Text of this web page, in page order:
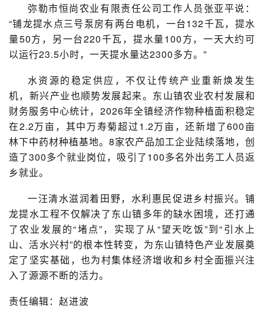
弥勒市恒尚农业有限责任公司工作人员张亚平说：
“铺龙提水点三号泵房有两台电机，一台132千瓦，提水
量50方，另一台220千瓦，提水量100方，一天大约可
以运行23.5小时，一天提水量达2300多方。”
水资源的稳定供应，不仅让传统产业重新焕发生
机，新兴产业也顺势发展起来。东山镇农业农村发展和
财务服务中心统计，2026年全镇经济作物种植面积稳定
在2.2万亩，其中万寿菊超过1.2万亩，还新增了600亩
林下中药材种植基地。8家农产品加工企业陆续落地，创
造了300多个就业岗位，吸引了100多名外出务工人员返
乡就业。
一汪清水滋润着田野，水利惠民促进乡村振兴。铺
龙提水工程不仅解决了东山镇多年的缺水困境，还打通
了农业发展的“堵点”，实现了从“望天吃饭”到“引水上
山、活水兴村”的根本性转变，为东山镇特色产业发展奠
定了坚实基础，也为村集体经济增收和乡村全面振兴注
入了源源不断的活力。
责任编辑：赵进波